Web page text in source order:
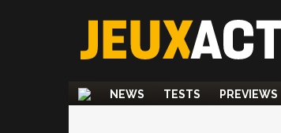
NEWS TESTS PREVIEWS